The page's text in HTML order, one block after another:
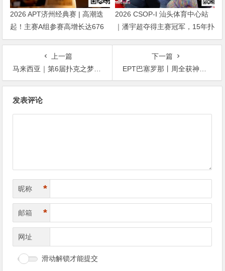
2026 APT济州经典赛 | 高潮迭
起！主赛A组参赛高增长达676
人次！中国选手 Tony Lin 逆袭
夺超级豪客赛冠军！
2026 CSOP-I 汕头体育中心站
｜潘宇超夺得主赛冠军，15年扑
克路，圆梦CSOP！
上一篇
马来西亚｜第6届扑克之梦参赛人数屡创新高，澳洲华人获得本届第一个“梦之龙”奖杯
下一篇
EPT巴塞罗那丨周全获神秘赏金赛第四名，魏国梁 余磊 薛松晋级开幕赛Day2
发表评论
昵称 *
邮箱 *
网址
滑动解锁才能提交